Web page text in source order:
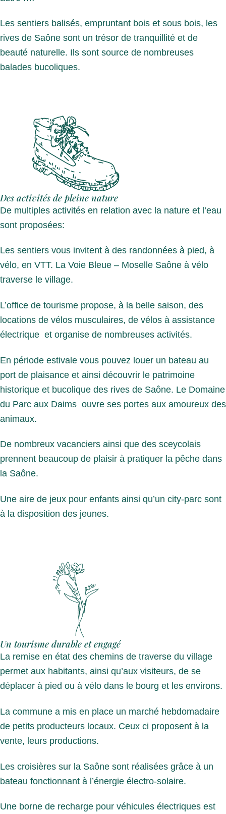
Les sentiers balisés, empruntant bois et sous bois, les
rives de Saône sont un trésor de tranquillité et de
beauté naturelle. Ils sont source de nombreuses
balades bucoliques.
Des activités de pleine nature
De multiples activités en relation avec la nature et l’eau
sont proposées:
Les sentiers vous invitent à des randonnées à pied, à
vélo, en VTT. La Voie Bleue – Moselle Saône à vélo
traverse le village.
L’office de tourisme propose, à la belle saison, des
locations de vélos musculaires, de vélos à assistance
électrique et organise de nombreuses activités.
En période estivale vous pouvez louer un bateau au
port de plaisance et ainsi découvrir le patrimoine
historique et bucolique des rives de Saône. Le Domaine
du Parc aux Daims ouvre ses portes aux amoureux des
animaux.
De nombreux vacanciers ainsi que des sceycolais
prennent beaucoup de plaisir à pratiquer la pêche dans
la Saône.
Une aire de jeux pour enfants ainsi qu’un city-parc sont
à la disposition des jeunes.
Un tourisme durable et engagé
La remise en état des chemins de traverse du village
permet aux habitants, ainsi qu’aux visiteurs, de se
déplacer à pied ou à vélo dans le bourg et les environs.
La commune a mis en place un marché hebdomadaire
de petits producteurs locaux. Ceux ci proposent à la
vente, leurs productions.
Les croisières sur la Saône sont réalisées grâce à un
bateau fonctionnant à l’énergie électro-solaire.
Une borne de recharge pour véhicules électriques est